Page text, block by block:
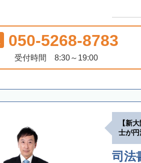
050-5268-8783
受付時間 8:30～19:00
【新
士が
司法